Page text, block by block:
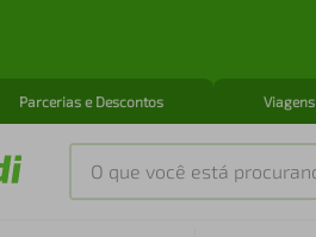
Parcerias e Descontos Viagens
O que você está procurando?